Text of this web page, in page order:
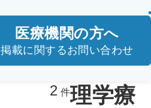
医療機関の方へ
掲載に関するお問い合わせ
2
理学療